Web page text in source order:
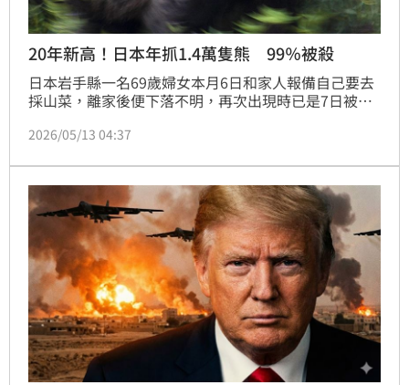
20年新高！日本年抓1.4萬隻熊 99％被殺
日本岩手縣一名69歲婦女本月6日和家人報備自己要去
採山菜，離家後便下落不明，再次出現時已是7日被發
頭部出現被野獸抓傷的痕跡，因而研判這名女性是遭熊
岩手縣也有一名婦女死於熊爪。
2026/05/13 04:37